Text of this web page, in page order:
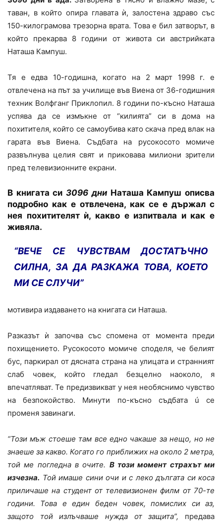
таван, в който опира главата ѝ, залостена здраво със
150-килограмова трезорна врата. Това е бил затворът, в
който прекарва 8 години от живота си австрийката
Наташа Кампуш.
Тя е едва 10-годишна, когато на 2 март 1998 г. е
отвлечена на път за училище във Виена от 36-годишния
техник Волфганг Приклопил. 8 години по-късно Наташа
успява да се измъкне от “килията” си в дома на
похитителя, който се самоубива като скача пред влак на
гарата във Виена. Съдбата на русокосото момиче
развълнува целия свят и приковава милиони зрители
пред телевизионните екрани.
В книгата си3096 дниНаташа Кампуш описва
подробно как е отвлечена, как се е държал с
нея похитителят ѝ, какво е изпитвала и как е
живяла.
“ВЕЧЕ СЕ ЧУВСТВАМ ДОСТАТЪЧНО
СИЛНА, ЗА ДА РАЗКАЖА ТОВА, КОЕТО
МИ СЕ СЛУЧИ”
мотивира издаването на книгата си Наташа.
Разказът ѝ започва със спомена от момента преди
похищението. Русокосото момиче споделя, че белият
бус, паркирал от дясната страна на улицата и странният
слаб човек, който гледал безцелно наоколо, я
впечатляват. Те предизвикват у нея необяснимо чувство
на безпокойство. Минути по-късно съдбата ú се
променя завинаги.
“Този мъж стоеше там все едно чакаше за нещо, но не
знаеше за какво. Когато го приближих на около 2 метра,
той ме погледна в очите. В този момент страхът ми
изчезна. Той имаше сини очи и с леко дългата си коса
приличаше на студент от телевизионен филм от 70-те
години. Това е един беден човек, помислих си аз,
защото той излъчваше нужда от защита”, предава